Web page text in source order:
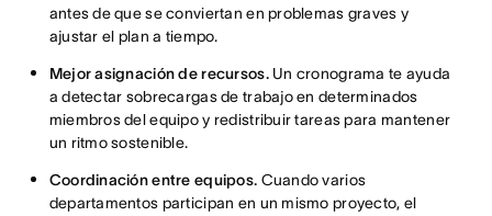
antes de que se conviertan en problemas graves y
ajustar el plan a tiempo.
Mejor asignación de recursos.Un cronograma te ayuda
a detectar sobrecargas de trabajo en determinados
miembros del equipo y redistribuir tareas para mantener
un ritmo sostenible.
Coordinación entre equipos. Cuando varios
departamentos participan en un mismo proyecto, el